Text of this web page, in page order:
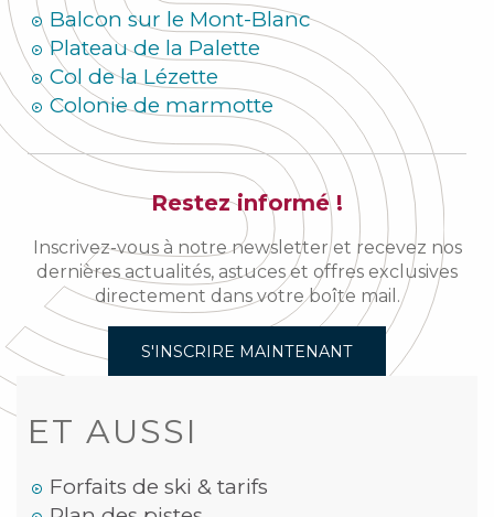
Balcon sur le Mont-Blanc
Plateau de la Palette
Col de la Lézette
Colonie de marmotte
Restez informé !
Inscrivez-vous à notre newsletter et recevez nos
dernières actualités, astuces et offres exclusives
directement dans votre boîte mail.
S'INSCRIRE MAINTENANT
ET AUSSI
Forfaits de ski & tarifs